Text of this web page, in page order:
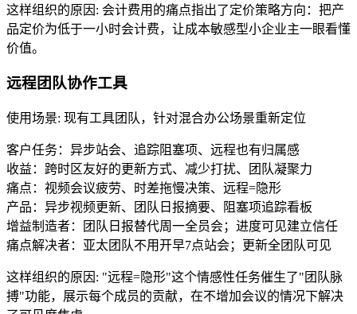
这样组织的原因 : 会计费用的痛点指出了定价策略方向：把产
品定价为低于一小时会计费，让成本敏感型小企业主一眼看懂
价值。
远程团队协作工具
使用场景: 现有工具团队，针对混合办公场景重新定位
客户任务：异步站会、追踪阻塞项、远程也有归属感
收益：跨时区友好的更新方式、减少打扰、团队凝聚力
痛点：视频会议疲劳、时差拖慢决策、远程=隐形
产品：异步视频更新、团队日报摘要、阻塞项追踪看板
增益制造者：团队日报替代周一全员会；进度可见建立信任
痛点解决者：亚太团队不用开早7点站会；更新全团队可见
这样组织的原因 : "远程=隐形"这个情感性任务催生了"团队脉
搏"功能，展示每个成员的贡献，在不增加会议的情况下解决